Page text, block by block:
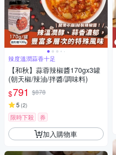
辣度溫潤蒜香十足
【和秋】蒜蓉辣椒醬170gx3罐
(朝天椒/辣油/拌醬/調味料)
$791 $878
5 (2)
限時下殺 券
加入購物車